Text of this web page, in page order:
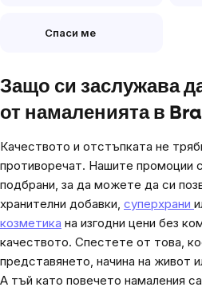
Спаси ме
Защо си заслужава
от намаленията в
Качеството и отстъпката не
противоречат. Нашите промоции
подбрани, за да можете да си
хранителни добавки, суперхрани
козметика на изгодни цени без
качеството. Спестете от това,
представянето, начина на живот
А тъй като повечето намаления